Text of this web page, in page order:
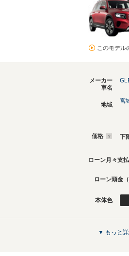
このモデル
メーカー
車名
地域
宮
価格 下
ローン月々支
ローン頭金（
本体色
▼ もっと詳